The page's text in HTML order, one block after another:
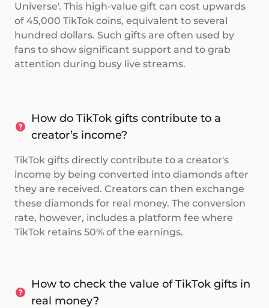
Universe'. This high-value gift can cost upwards
of 45,000 TikTok coins, equivalent to several
hundred dollars. Such gifts are often used by
fans to show significant support and to grab
attention during busy live streams.
How do TikTok gifts contribute to a
creator’s income?
TikTok gifts directly contribute to a creator's
income by being converted into diamonds after
they are received. Creators can then exchange
these diamonds for real money. The conversion
rate, however, includes a platform fee where
TikTok retains 50% of the earnings.
How to check the value of TikTok gifts in
real money?